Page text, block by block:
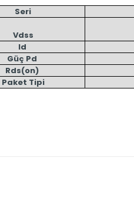
Seri
Vdss
Id
Güç Pd
Rds(on)
Paket Tipi